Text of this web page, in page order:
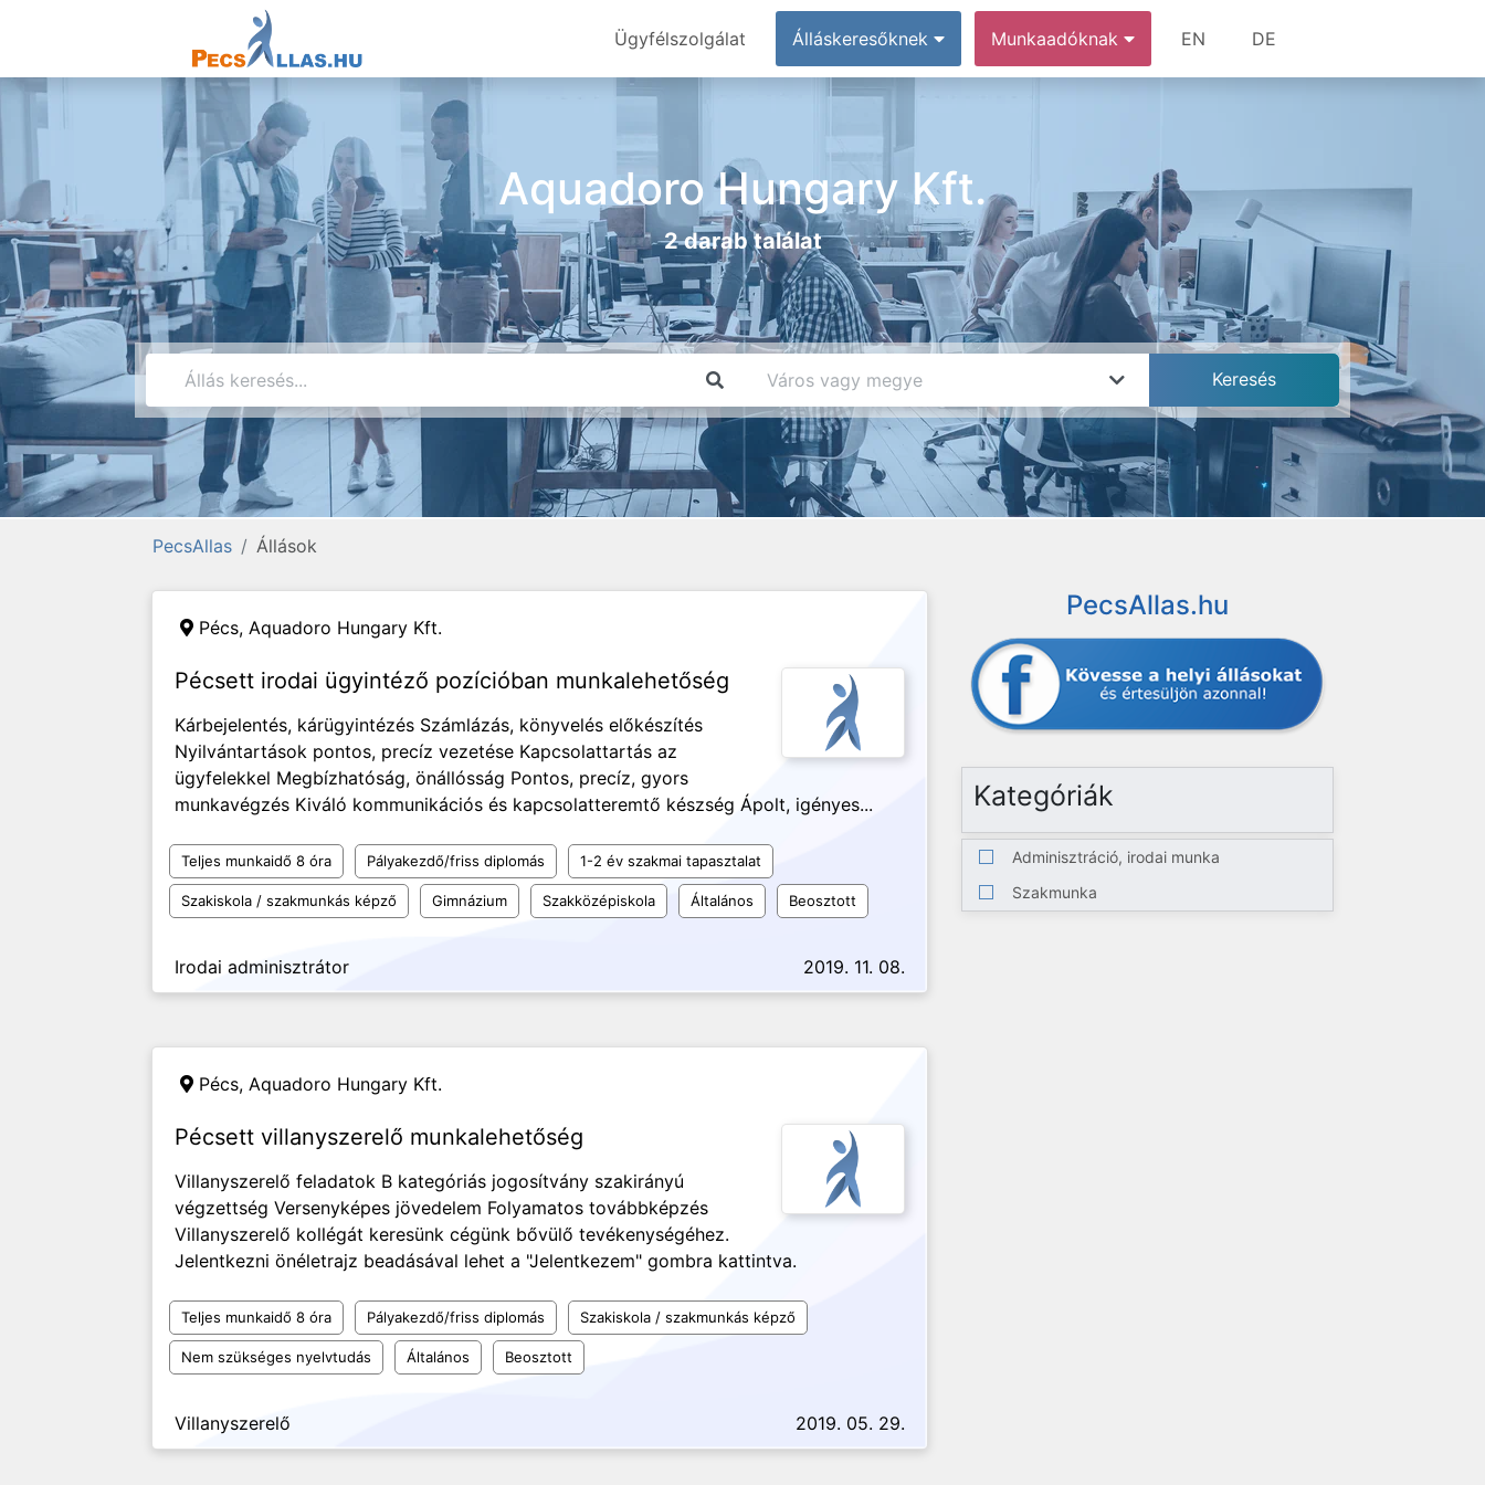
Ügyfélszolgálat Álláskeresőknek Munkaadóknak EN DE
Aquadoro Hungary Kft.
2 darab találat
PecsAllas Állások
Pécs, Aquadoro Hungary Kft.
Pécsett irodai ügyintéző pozícióban munkalehetőség
Kárbejelentés, kárügyintézés Számlázás, könyvelés előkészítés
Nyilvántartások pontos, precíz vezetése Kapcsolattartás az
ügyfelekkel Megbízhatóság, önállósság Pontos, precíz, gyors
munkavégzés Kiváló kommunikációs és kapcsolatteremtő készség Ápolt, igényes...
Teljes munkaidő 8 óra Pályakezdő/friss diplomás 1-2 év szakmai tapasztalat
Szakiskola / szakmunkás képző Gimnázium Szakközépiskola Általános Beosztott
Irodai adminisztrátor 2019. 11. 08.
Pécs, Aquadoro Hungary Kft.
Pécsett villanyszerelő munkalehetőség
Villanyszerelő feladatok B kategóriás jogosítvány szakirányú
végzettség Versenyképes jövedelem Folyamatos továbbképzés
Villanyszerelő kollégát keresünk cégünk bővülő tevékenységéhez.
Jelentkezni önéletrajz beadásával lehet a "Jelentkezem" gombra kattintva.
Teljes munkaidő 8 óra Pályakezdő/friss diplomás Szakiskola / szakmunkás képző
Nem szükséges nyelvtudás Általános Beosztott
Villanyszerelő 2019. 05. 29.
PecsAllas.hu
Kategóriák
Adminisztráció, irodai munka
Szakmunka